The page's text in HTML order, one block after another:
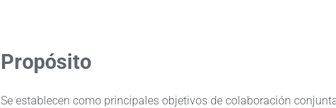
Propósito
Se establecen como principales objetivos de colaboración